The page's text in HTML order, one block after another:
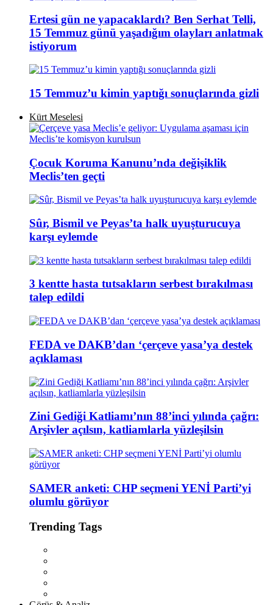
Ertesi gün ne yapacaklardı? Ben Serhat Telli,
15 Temmuz günü yaşadığım olayları anlatmak
istiyorum
15 Temmuz’u kimin yaptığı sonuçlarında gizli
Kürt Meselesi
Çocuk Koruma Kanunu’nda değişiklik
Meclis’ten geçti
Sûr, Bismil ve Peyas’ta halk uyuşturucuya
karşı eylemde
3 kentte hasta tutsakların serbest bırakılması
talep edildi
FEDA ve DAKB’dan ‘çerçeve yasa’ya destek
açıklaması
Zini Gediği Katliamı’nın 88’inci yılında çağrı:
Arşivler açılsın, katliamlarla yüzleşilsin
SAMER anketi: CHP seçmeni YENİ Parti’yi
olumlu görüyor
Trending Tags